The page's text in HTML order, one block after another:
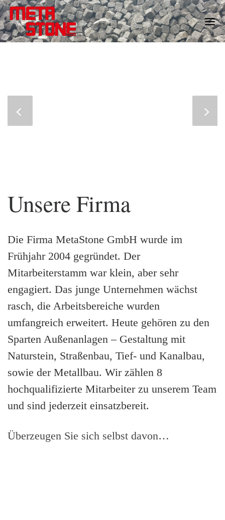
Skip
to
content
Unsere Firma
Die Firma MetaStone GmbH wurde im
Frühjahr 2004 gegründet. Der
Mitarbeiterstamm war klein, aber sehr
engagiert. Das junge Unternehmen wächst
rasch, die Arbeitsbereiche wurden
umfangreich erweitert. Heute gehören zu den
Sparten Außenanlagen – Gestaltung mit
Naturstein, Straßenbau, Tief- und Kanalbau,
sowie der Metallbau. Wir zählen 8
hochqualifizierte Mitarbeiter zu unserem Team
und sind jederzeit einsatzbereit.
Überzeugen Sie sich selbst davon…